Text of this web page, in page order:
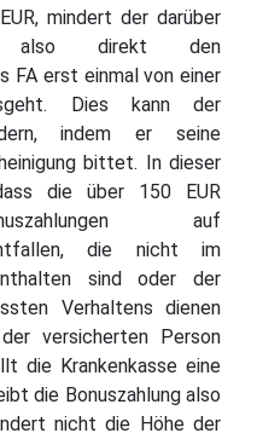
mindert der darüber
also direkt den
FA erst einmal von einer
Dies kann der
indem er seine
bittet. In dieser
die über 150 EUR
auf
entfallen, die nicht im
sind oder der
Verhaltens dienen
versicherten Person
die Krankenkasse eine
die Bonuszahlung also
nicht die Höhe der